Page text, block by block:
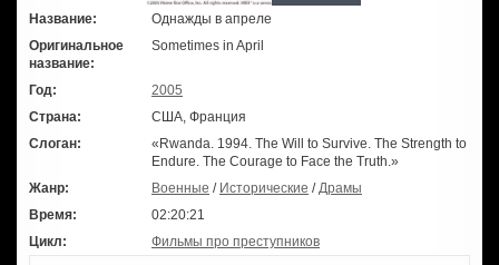
Название:
Однажды в апреле
Оригинальное
название:
Sometimes in April
Год:
2005
Страна:
США, Франция
Слоган:
«Rwanda. 1994. The Will to Survive. The Strength to
Endure. The Courage to Face the Truth.»
Жанр:
Военные / Исторические /Драмы
Время:
02:20:21
Цикл:
Фильмы про преступников